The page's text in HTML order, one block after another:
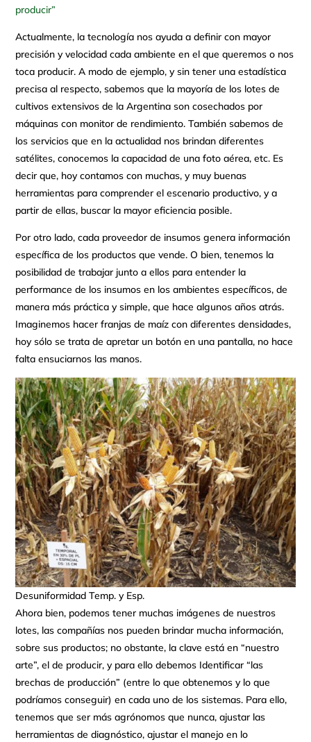
producir”
Actualmente, la tecnología nos ayuda a definir con mayor
precisión y velocidad cada ambiente en el que queremos o nos
toca producir. A modo de ejemplo, y sin tener una estadística
precisa al respecto, sabemos que la mayoría de los lotes de
cultivos extensivos de la Argentina son cosechados por
máquinas con monitor de rendimiento. También sabemos de
los servicios que en la actualidad nos brindan diferentes
satélites, conocemos la capacidad de una foto aérea, etc. Es
decir que, hoy contamos con muchas, y muy buenas
herramientas para comprender el escenario productivo, y a
partir de ellas, buscar la mayor eficiencia posible.
Por otro lado, cada proveedor de insumos genera información
específica de los productos que vende. O bien, tenemos la
posibilidad de trabajar junto a ellos para entender la
performance de los insumos en los ambientes específicos, de
manera más práctica y simple, que hace algunos años atrás.
Imaginemos hacer franjas de maíz con diferentes densidades,
hoy sólo se trata de apretar un botón en una pantalla, no hace
falta ensuciarnos las manos.
Desuniformidad Temp. y Esp.
Ahora bien, podemos tener muchas imágenes de nuestros
lotes, las compañías nos pueden brindar mucha información,
sobre sus productos; no obstante, la clave está en “nuestro
arte”, el de producir, y para ello debemos Identificar “las
brechas de producción” (entre lo que obtenemos y lo que
podríamos conseguir) en cada uno de los sistemas. Para ello,
tenemos que ser más agrónomos que nunca, ajustar las
herramientas de diagnóstico, ajustar el manejo en lo